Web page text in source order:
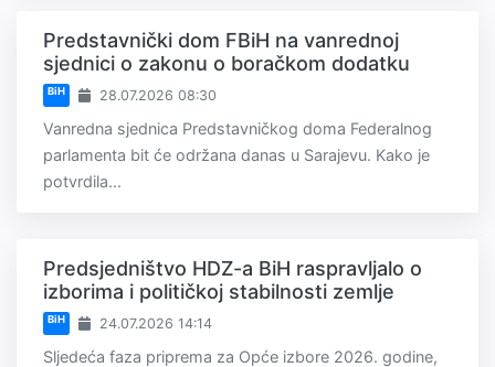
Predstavnički dom FBiH na vanrednoj
sjednici o zakonu o boračkom dodatku
BiH 28.07.2026 08:30
Vanredna sjednica Predstavničkog doma Federalnog
parlamenta bit će održana danas u Sarajevu. Kako je
potvrdila...
Predsjedništvo HDZ-a BiH raspravljalo o
izborima i političkoj stabilnosti zemlje
BiH 24.07.2026 14:14
Sljedeća faza priprema za Opće izbore 2026. godine,